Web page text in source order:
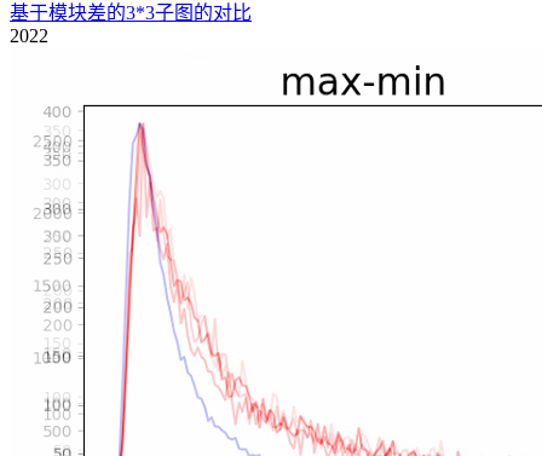
基于模块差的3*3子图的对比
2022